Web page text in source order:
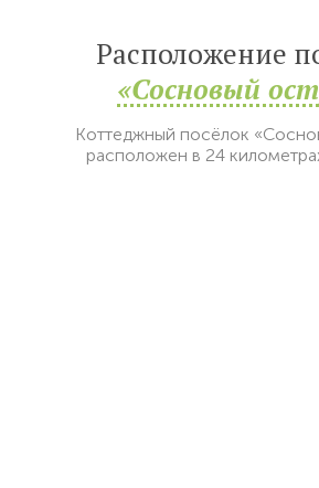
Расположение
«Сосновый
Коттеджный посёлок
расположен в 24